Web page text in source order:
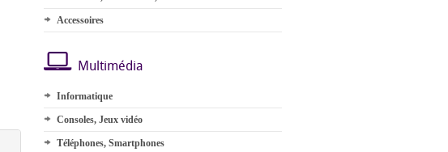
Accessoires
Multimédia
Informatique
Consoles, Jeux vidéo
Téléphones, Smartphones